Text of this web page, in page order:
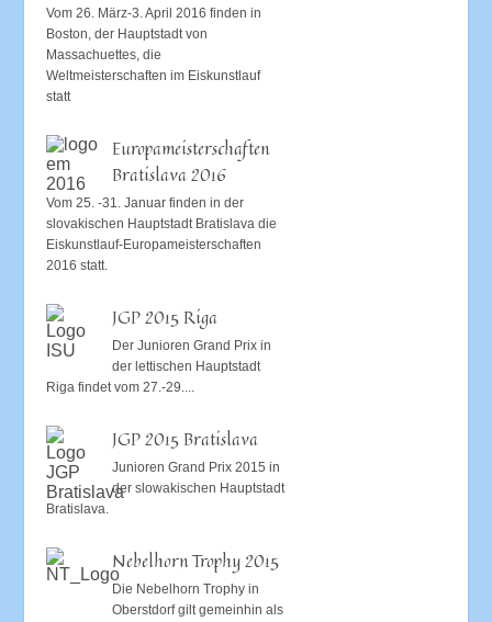
Vom 26. März-3. April 2016 finden in
Boston, der Hauptstadt von
Massachuettes, die
Weltmeisterschaften im Eiskunstlauf
statt
Europameisterschaften
Bratislava 2016
Vom 25. -31. Januar finden in der
slovakischen Hauptstadt Bratislava die
Eiskunstlauf-Europameisterschaften
2016 statt.
JGP 2015 Riga
Der Junioren Grand Prix in
der lettischen Hauptstadt
Riga findet vom 27.-29....
JGP 2015 Bratislava
Junioren Grand Prix 2015 in
der slowakischen Hauptstadt
Bratislava.
Nebelhorn Trophy 2015
Die Nebelhorn Trophy in
Oberstdorf gilt gemeinhin als